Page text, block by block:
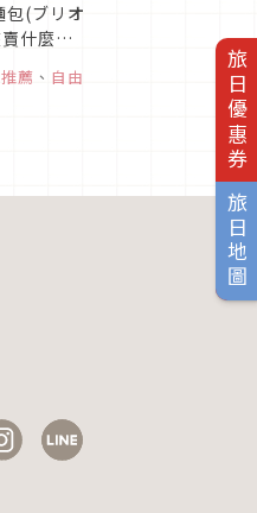
旅日優惠券
旅日地圖
(ブリオ
什麼呢?
薦 、 自由